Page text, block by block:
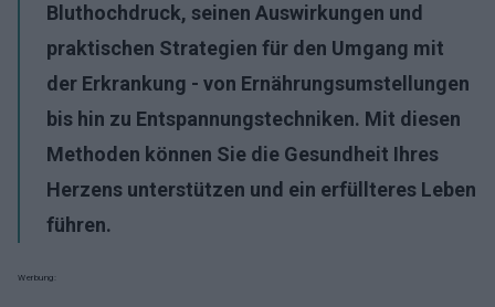
Bluthochdruck, seinen Auswirkungen und
praktischen Strategien für den Umgang mit
der Erkrankung - von Ernährungsumstellungen
bis hin zu Entspannungstechniken. Mit diesen
Methoden können Sie die Gesundheit Ihres
Herzens unterstützen und ein erfüllteres Leben
führen.
Werbung: